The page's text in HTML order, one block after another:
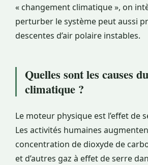
« changement climatique », on
perturber le système peut aussi
descentes d’air polaire instables.
Quelles sont les causes
climatique ?
Le moteur physique est l’effet de
Les activités humaines
concentration de dioxyde de
et d’autres gaz à effet de serre